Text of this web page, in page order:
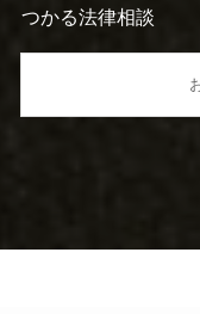
つかる法律相談